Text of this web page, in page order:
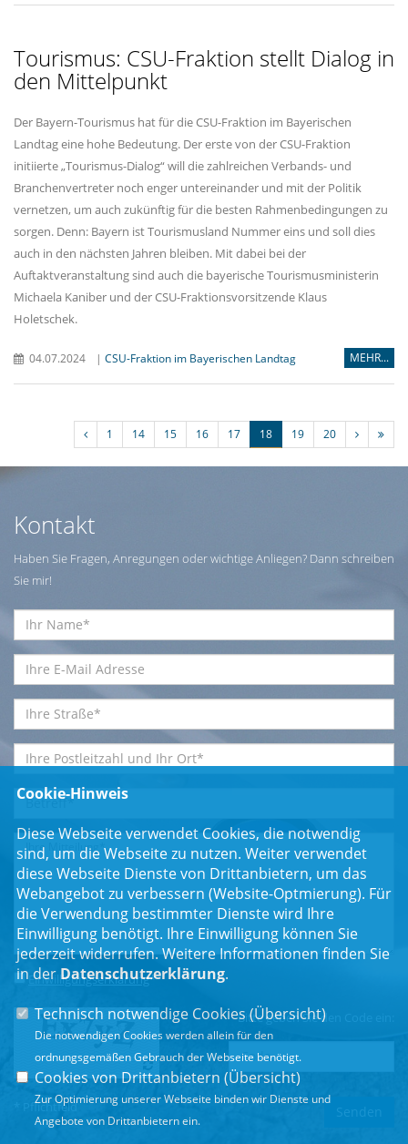
Tourismus: CSU-Fraktion stellt Dialog in
den Mittelpunkt
Der Bayern-Tourismus hat für die CSU-Fraktion im Bayerischen
Landtag eine hohe Bedeutung. Der erste von der CSU-Fraktion
initiierte „Tourismus-Dialog“ will die zahlreichen Verbands- und
Branchenvertreter noch enger untereinander und mit der Politik
vernetzen, um auch zukünftig für die besten Rahmenbedingungen zu
sorgen. Denn: Bayern ist Tourismusland Nummer eins und soll dies
auch in den nächsten Jahren bleiben. Mit dabei bei der
Auftaktveranstaltung sind auch die bayerische Tourismusministerin
Michaela Kaniber und der CSU-Fraktionsvorsitzende Klaus
Holetschek.
04.07.2024 | CSU-Fraktion im Bayerischen Landtag MEHR...
1 14 15 16 17 18 19 20
Kontakt
Haben Sie Fragen, Anregungen oder wichtige Anliegen? Dann schreiben
Sie mir!
Einwilligungserklärung*
Bitte geben Sie den Code ein:
* Pflichtfeld
Cookie-Hinweis
Diese Webseite verwendet Cookies, die notwendig
sind, um die Webseite zu nutzen. Weiter verwendet
diese Webseite Dienste von Drittanbietern, um das
Webangebot zu verbessern (Website-Optmierung). Für
die Verwendung bestimmter Dienste wird Ihre
Einwilligung benötigt. Ihre Einwilligung können Sie
jederzeit widerrufen. Weitere Informationen finden Sie
in der Datenschutzerklärung.
Technisch notwendige Cookies (Übersicht)
Die notwendigen Cookies werden allein für den
ordnungsgemäßen Gebrauch der Webseite benötigt.
Cookies von Drittanbietern (Übersicht)
Zur Optimierung unserer Webseite binden wir Dienste und
Angebote von Drittanbietern ein.